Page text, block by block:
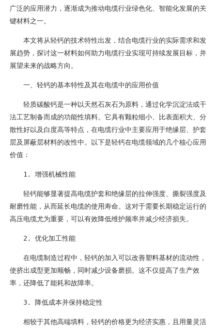
广泛的应用潜力，逐渐成为推动电缆行业绿色化、智能化发展的关
键材料之一。
本文将从轻钙的技术特性出发，结合电缆行业的实际需求和发
展趋势，探讨这一材料如何助力电缆行业实现可持续发展目标，并
展望未来的战略方向。
一、轻钙的基本特性及其在电缆中的应用价值
轻质碳酸钙是一种以天然石灰石为原料，通过化学沉淀法或干
法工艺制备而成的功能性填料。它具有颗粒细小、比表面积大、分
散性好以及白度高等特点，在电缆行业中主要应用于绝缘层、护套
层及屏蔽层材料的改性中。以下是轻钙在电缆领域的几个核心应用
价值：
1. 增强机械性能
轻钙能够显著提高电缆护套和绝缘层的拉伸强度、撕裂强度及
耐磨性能，从而延长电缆的使用寿命。这对于需要长期稳定运行的
高压电缆尤为重要，可以有效降低维护频率并减少经济损失。
2. 优化加工性能
在电缆制造过程中，轻钙的加入可以改善塑料基材的流动性，
使挤出成型更加顺畅，同时减少设备磨损。这不仅提高了生产效
率，还降低了能耗和故障率。
3. 降低成本并保持稳定性
相较于其他高端填料，轻钙的价格更为经济实惠，且用量灵活